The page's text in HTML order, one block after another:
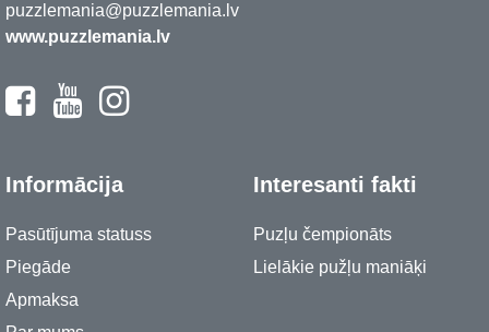
puzzlemania@puzzlemania.lv
www.puzzlemania.lv
Informācija
Pasūtījuma statuss
Piegāde
Apmaksa
Interesanti fakti
Puzļu čempionāts
Lielākie pužļu maniāķi